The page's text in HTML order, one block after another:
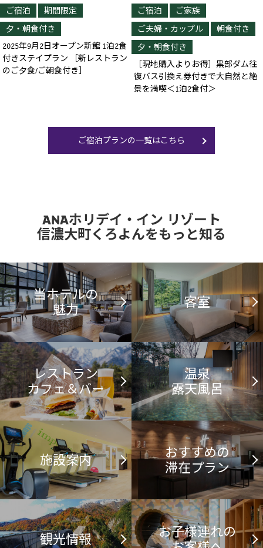
ご宿泊
期間限定
夕・朝食付き
2025年9月2日オープン新館 1泊2食
付きステイプラン ［新レストラン
のご夕食/ご朝食付き］
ご宿泊
ご家族
ご夫婦・カップル
朝食付き
夕・朝食付き
［現地購入よりお得］黒部ダム往
復バス引換え券付きで大自然と絶
景を満喫＜1泊2食付＞
ご宿泊プランの一覧はこちら
ANAホリデイ・イン リゾート
信濃大町くろよんをもっと知る
当ホテルの
魅力
客室
レストラン
カフェ＆バー
温泉
露天風呂
施設案内
おすすめの
滞在プラン
観光情報
お子様連れの